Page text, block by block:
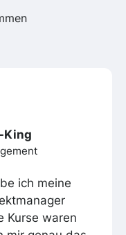
King
ich meine
Kurse waren